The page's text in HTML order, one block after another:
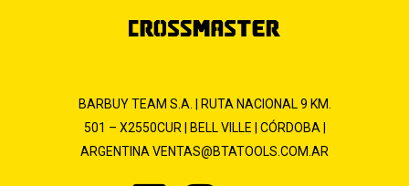
BARBUY TEAM S.A. | RUTA NACIONAL 9 KM.
501 – X2550CUR | BELL VILLE | CÓRDOBA |
ARGENTINA VENTAS@BTATOOLS.COM.AR